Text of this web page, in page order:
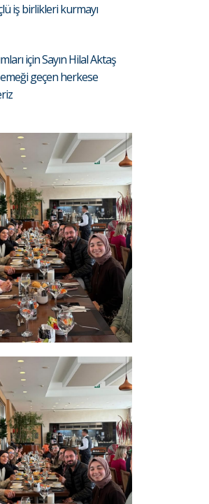
iş birlikleri kurmayı
için Sayın Hilal Aktaş
geçen herkese